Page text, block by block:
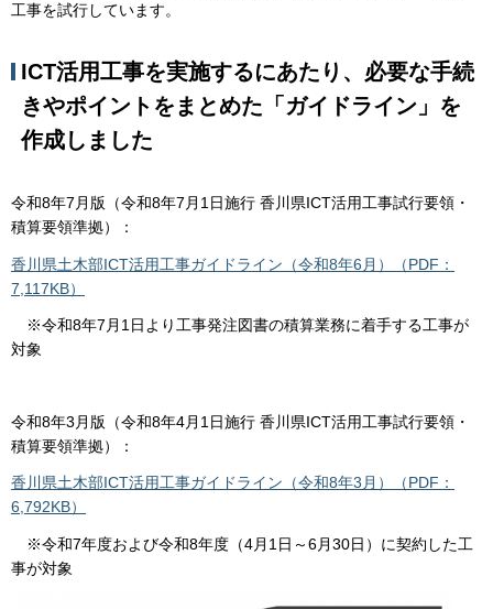
工事を試行しています。
ICT活用工事を実施するにあたり、必要な手続
きやポイントをまとめた「ガイドライン」を
作成しました
令和8年7月版（令和8年7月1日施行 香川県ICT活用工事試行要領・
積算要領準拠）：
香川県土木部ICT活用工事ガイドライン（令和8年6月）（PDF：
7,117KB）
※令和8年7月1日より工事発注図書の積算業務に着手する工事が
対象
令和8年3月版（令和8年4月1日施行 香川県ICT活用工事試行要領・
積算要領準拠）：
香川県土木部ICT活用工事ガイドライン（令和8年3月）（PDF：
6,792KB）
※令和7年度および令和8年度（4月1日～6月30日）に契約した工
事が対象